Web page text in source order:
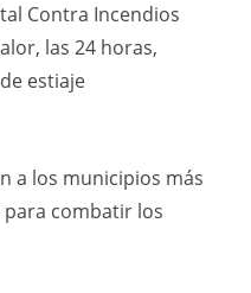
Contra Incendios
las 24 horas,
estiaje
a los municipios más
para combatir los